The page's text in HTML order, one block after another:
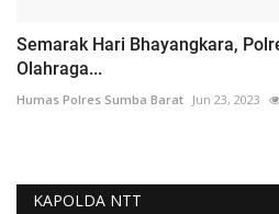
Semarak Hari Bhayangkara,
Olahraga...
Humas Polres Sumba Barat Jun 23, 2023
KAPOLDA NTT